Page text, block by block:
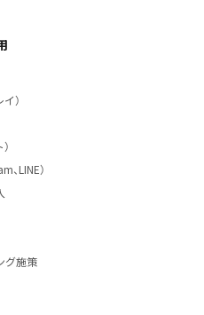
）
、LINE）
グ施策